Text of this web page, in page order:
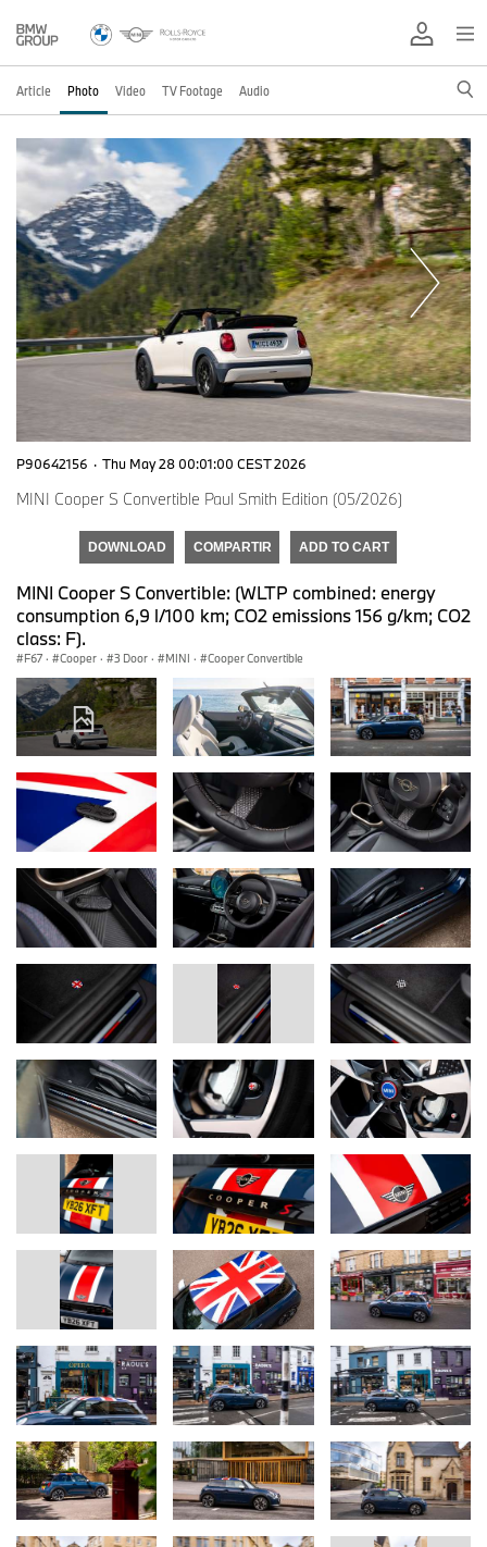
Article Photo Video TV Footage Audio
P90642156 · Thu May 28 00:01:00 CEST 2026
MINI Cooper S Convertible Paul Smith Edition (05/2026)
DOWNLOAD COMPARTIR ADD TO CART
MINI Cooper S Convertible: (WLTP combined: energy
consumption 6,9 l/100 km; CO2 emissions 156 g/km; CO2
class: F).
F67 · Cooper · 3 Door · MINI · Cooper Convertible